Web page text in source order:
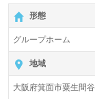
＊初任者研修
線バスが便利で
入居定員18名
に』医療法人
大阪府を中心
科、デイサービ
形態
グループホーム
地域
大阪府箕面市粟生間